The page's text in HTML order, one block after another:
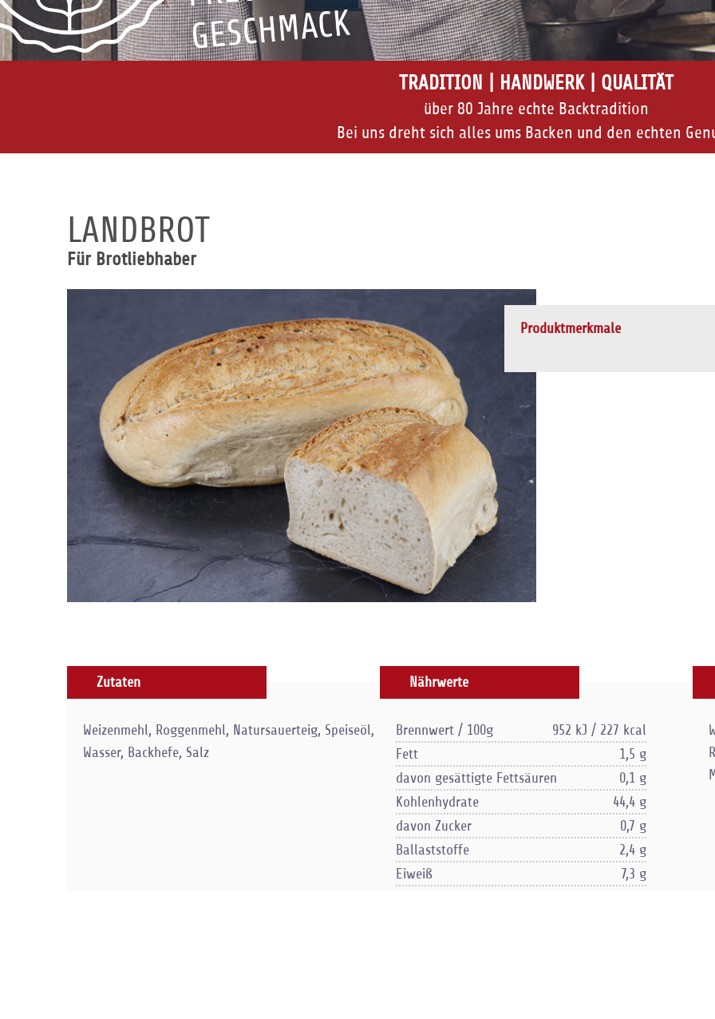
TRADITION | HANDWERK | QUALITÄT
über 80 Jahre echte Backtradition
Bei uns dreht sich alles ums Backen und den echten
LANDBROT
Für Brotliebhaber
Produktmerkmale
Zutaten
Weizenmehl, Roggenmehl, Natursauerteig, Speiseöl,
Wasser, Backhefe, Salz
Nährwerte
Brennwert / 100g
952 kJ / 227 kcal
Fett
1,5 g
davon gesättigte Fettsäuren
0,1 g
Kohlenhydrate
44,4 g
davon Zucker
0,7 g
Ballaststoffe
2,4 g
Eiweiß
7,3 g